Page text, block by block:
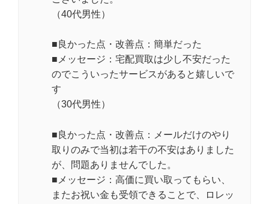
（40代男性）
■良かった点・改善点：簡単だった
■メッセージ：宅配買取は少し不安だった
のでこういったサービスがあると嬉しいで
す
（30代男性）
■良かった点・改善点：メールだけのやり
取りのみで当初は若干の不安はありました
が、
問題ありませんでした。
■メッセージ：高価に買い取ってもらい、
またお祝い金も受領できることで、
ロレッ